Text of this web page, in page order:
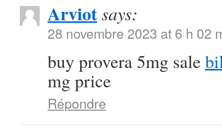
Arviotsays:
28 novembre 2023 at 6 h 02
buy provera 5mg sale
mg price
Répondre